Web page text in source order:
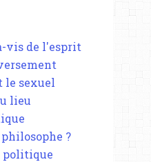
vis de l'esprit
le sexuel
lieu
?
politique